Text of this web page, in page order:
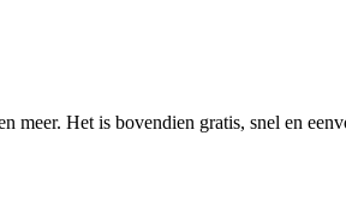
meer. Het is bovendien gratis, snel en